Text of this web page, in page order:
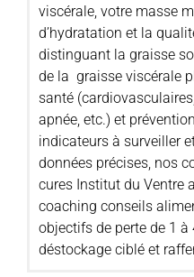
viscérale, votre masse
d’hydratation et la
distinguant la graisse
de la graisse viscérale
santé
apnée, etc.) et
indicateurs à surveiller
données précises, nos
cures Institut du Ventre
coaching conseils
objectifs de perte de 1
déstockage ciblé et